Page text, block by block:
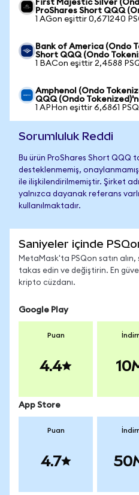
First Majestic Silver
ProShares Short QQQ
1 AGon eşittir 0,671240
Bank of America (Ondo
Short QQQ (Ondo
1 BACon eşittir 2,4588
Amphenol (Ondo
QQQ (Ondo
1 APHon eşittir 6,6861
Sorumluluk Reddi
Bu ürün ProShares Short QQQ
desteklenmemiş,
ile ilişkilendirilmemiştir. Şirket
yalnızca dayanak referans
kullanılmaktadır.
Saniyeler içinde
MetaMask'ta PSQon satın alın,
takas edin ve değiştirin. En
kripto cüzdanı.
Google Play
Puan
4.4
App Store
Puan
4.7